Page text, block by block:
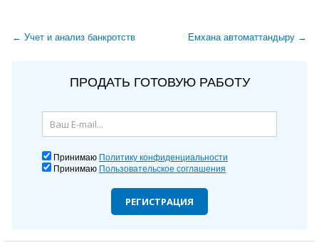
← Учет и анализ банкротств Емхана автоматтандыру →
ПРОДАТЬ ГОТОВУЮ РАБОТУ
Принимаю Политику конфиденциальности
Принимаю Пользовательское соглашения
РЕГИСТРАЦИЯ